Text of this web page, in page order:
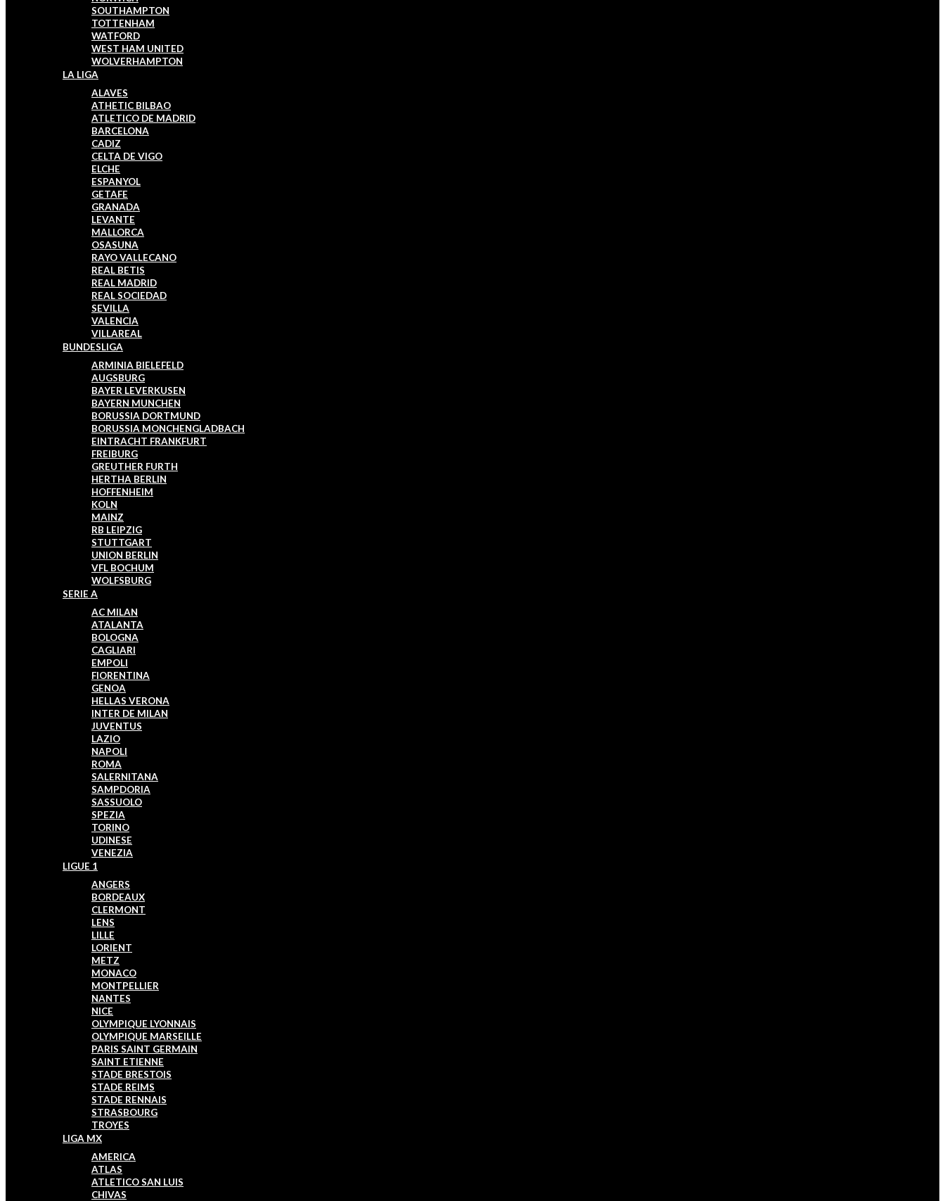
SOUTHAMPTON
TOTTENHAM
WATFORD
WEST HAM UNITED
WOLVERHAMPTON
LA LIGA
ALAVES
ATHETIC BILBAO
ATLETICO DE MADRID
BARCELONA
CADIZ
CELTA DE VIGO
ELCHE
ESPANYOL
GETAFE
GRANADA
LEVANTE
MALLORCA
OSASUNA
RAYO VALLECANO
REAL BETIS
REAL MADRID
REAL SOCIEDAD
SEVILLA
VALENCIA
VILLAREAL
BUNDESLIGA
ARMINIA BIELEFELD
AUGSBURG
BAYER LEVERKUSEN
BAYERN MUNCHEN
BORUSSIA DORTMUND
BORUSSIA MONCHENGLADBACH
EINTRACHT FRANKFURT
FREIBURG
GREUTHER FURTH
HERTHA BERLIN
HOFFENHEIM
KOLN
MAINZ
RB LEIPZIG
STUTTGART
UNION BERLIN
VFL BOCHUM
WOLFSBURG
SERIE A
AC MILAN
ATALANTA
BOLOGNA
CAGLIARI
EMPOLI
FIORENTINA
GENOA
HELLAS VERONA
INTER DE MILAN
JUVENTUS
LAZIO
NAPOLI
ROMA
SALERNITANA
SAMPDORIA
SASSUOLO
SPEZIA
TORINO
UDINESE
VENEZIA
LIGUE 1
ANGERS
BORDEAUX
CLERMONT
LENS
LILLE
LORIENT
METZ
MONACO
MONTPELLIER
NANTES
NICE
OLYMPIQUE LYONNAIS
OLYMPIQUE MARSEILLE
PARIS SAINT GERMAIN
SAINT ETIENNE
STADE BRESTOIS
STADE REIMS
STADE RENNAIS
STRASBOURG
TROYES
LIGA MX
AMERICA
ATLAS
ATLETICO SAN LUIS
CHIVAS